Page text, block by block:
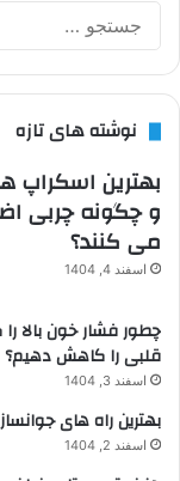
نوشته های تازه
بهترین
و چگونه چربی
می کنند؟
اسفند 4, 1404
چطور فشار خون بالا
قلبی را کاهش دهیم؟
اسفند 3, 1404
بهترین راه های
اسفند 2, 1404